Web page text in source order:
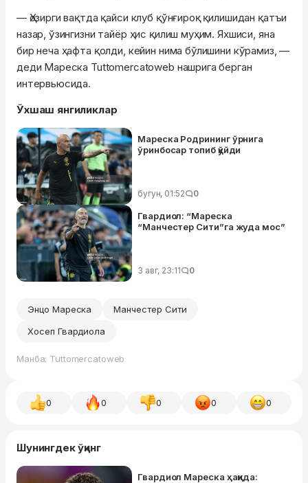
— Ҳозирги вақтда қайси клуб қўнғироқ қилишидан қатъи
назар, ўзингизни тайёр ҳис қилиш муҳим. Яхшиси, яна
бир неча ҳафта қолди, кейин нима бўлишини кўрамиз, —
деди Мареска Tuttomercatoweb нашрига берган
интервьюсида.
Ўхшаш янгиликлар
Мареска Родрининг ўрнига
ўринбосар топиб қўйди
бугун, 01:52 0
Гвардиол: “Мареска
“Манчестер Сити”га жуда мос”
3 авг, 23:11 0
Энцо Мареска
Манчестер Сити
Хосеп Гвардиола
Манба: Tuttomercatoweb
0 0 0 0 0
Шунингдек ўқинг
Гвардиол Мареска ҳақида: